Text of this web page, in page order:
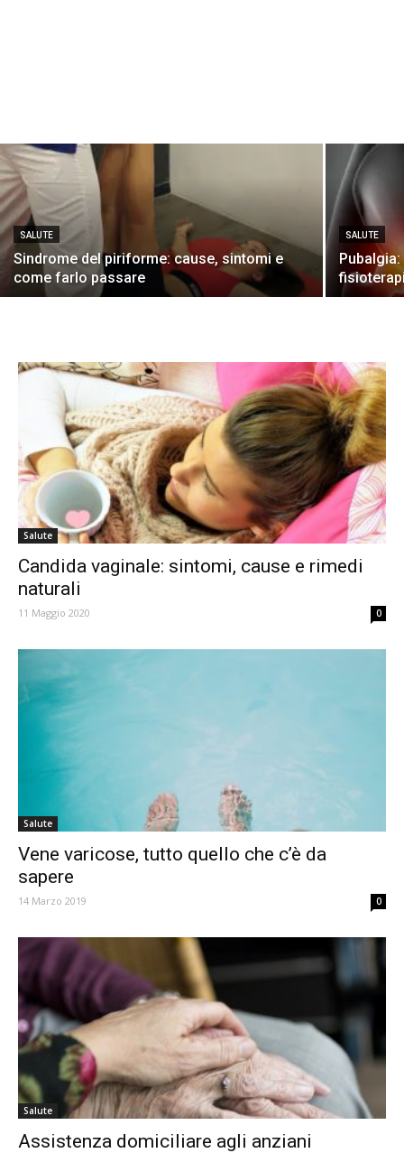
SALUTE
Sindrome del piriforme: cause, sintomi e
come farlo passare
SALUTE
Salute
Candida vaginale: sintomi, cause e rimedi
naturali
11 Maggio 2020 0
Salute
Vene varicose, tutto quello che c’è da
sapere
14 Marzo 2019 0
Salute
Assistenza domiciliare agli anziani